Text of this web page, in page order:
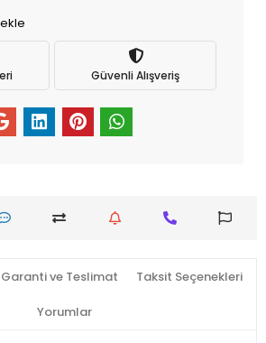
Güvenli Alışveriş
Garanti ve Teslimat Taksit Seçenekleri
Yorumlar